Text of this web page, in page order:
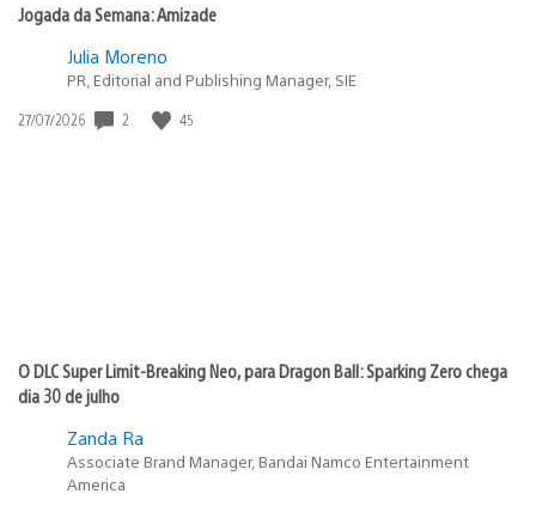
Jogada da Semana: Amizade
Julia Moreno
PR, Editorial and Publishing Manager, SIE
Data
27/07/2026 2 45
O DLC Super Limit-Breaking Neo, para Dragon Ball: Sparking Zero chega
dia 30 de julho
Zanda Ra
Associate Brand Manager, Bandai Namco Entertainment
America